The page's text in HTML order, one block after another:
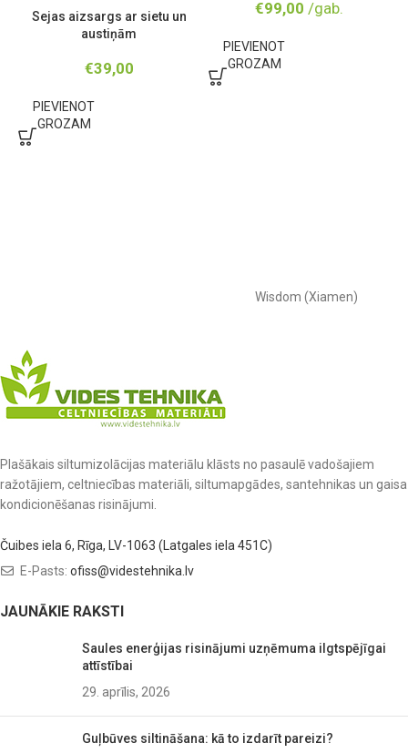
Sejas aizsargs ar sietu un
austiņām
€39,00
PIEVIENOT
GROZAM
€99,00 /gab.
PIEVIENOT
GROZAM
Wisdom (Xiamen)
Plašākais siltumizolācijas materiālu klāsts no pasaulē vadošajiem
ražotājiem, celtniecības materiāli, siltumapgādes, santehnikas un gaisa
kondicionēšanas risinājumi.
Čuibes iela 6, Rīga, LV-1063 (Latgales iela 451C)
E-Pasts: ofiss@videstehnika.lv
JAUNĀKIE RAKSTI
Saules enerģijas risinājumi uzņēmuma ilgtspējīgai
attīstībai
29. aprīlis, 2026
Guļbūves siltināšana: kā to izdarīt pareizi?